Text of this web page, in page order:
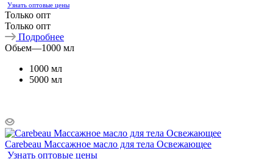
Узнать оптовые цены
Только опт
Только опт
Подробнее
Обьем—1000 мл
1000 мл
5000 мл
Carebeau Массажное масло для тела Освежающее
Узнать оптовые цены